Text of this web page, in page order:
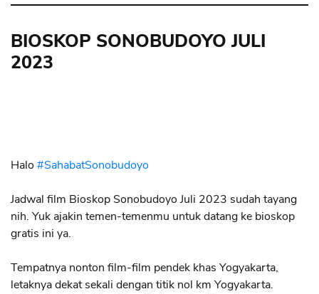
BIOSKOP SONOBUDOYO JULI
2023
Halo #SahabatSonobudoyo
Jadwal film Bioskop Sonobudoyo Juli 2023 sudah tayang
nih. Yuk ajakin temen-temenmu untuk datang ke bioskop
gratis ini ya.
Tempatnya nonton film-film pendek khas Yogyakarta,
letaknya dekat sekali dengan titik nol km Yogyakarta.